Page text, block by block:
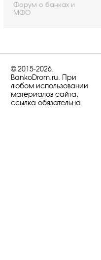
Форум о банках и
МФО
© 2015-2026.
BankoDrom.ru. При
любом использовании
материалов сайта,
ссылка обязательна.